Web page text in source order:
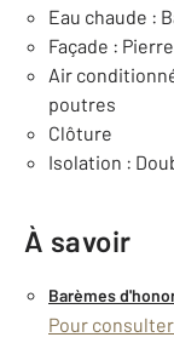
Eau chaude :
Façade :
Air
poutres
Clôture
Isolation :
À savoir
Barèmes
Pour